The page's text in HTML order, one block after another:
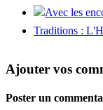
Avec les
Traditions :
Ajouter vos
Poster un